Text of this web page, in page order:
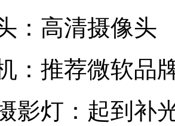
：高清摄像头
：推荐微软品
影灯：起到补